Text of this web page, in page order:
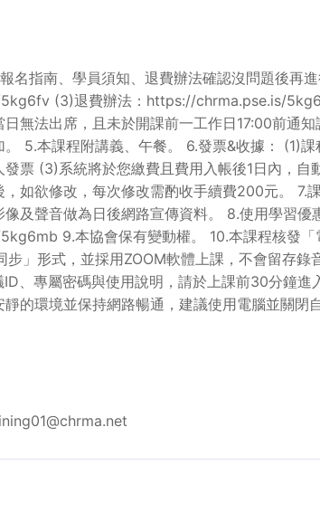
名指南、學員須知、退費辦法確認沒問題後
(3)退費辦法：https://chrma.pse.is/
無法出席，且未於開課前一工作日17:00前通
5.本課程附講義、午餐。 6.發票&收據： (1)
票 (3)系統將於您繳費且費用入帳後1日內，
如欲修改，每次修改需酌收手續費200元。
及聲音做為日後網路宣傳資料。 8.使用學習
5kg6mb 9.本協會保有變動權。 10.本課
步」形式，並採用ZOOM軟體上課，不會留存
、專屬密碼與使用說明，請於上課前30分鐘
的環境並保持網路暢通，建議使用電腦並關閉